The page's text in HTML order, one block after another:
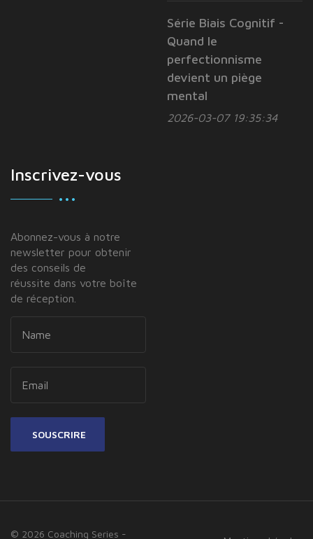
Série Biais Cognitif -
Quand le
perfectionnisme
devient un piège
mental
2026-03-07 19:35:34
Inscrivez-vous
Abonnez-vous à notre
newsletter pour obtenir
des conseils de
réussite dans votre boîte
de réception.
SOUSCRIRE
© 2026 Coaching Series -